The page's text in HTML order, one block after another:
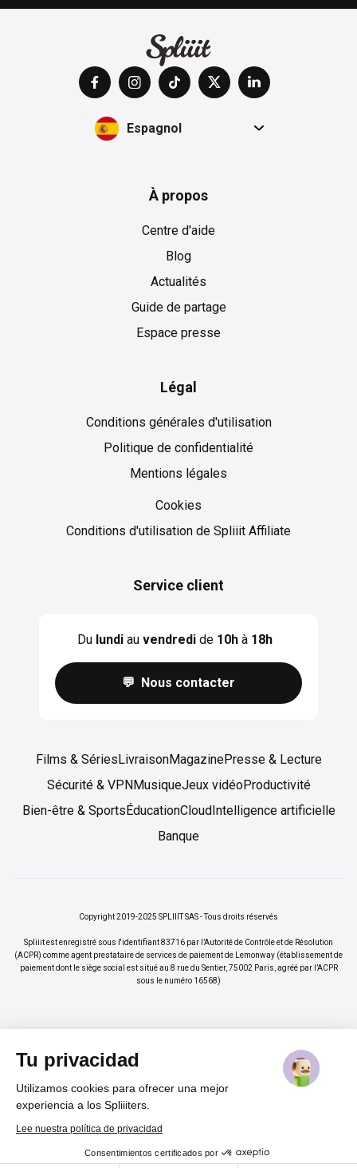
Tu privacidad
Utilizamos cookies para ofrecer una mejor
experiencia a los Spliiiters.
Lee nuestra política de privacidad
Consentimientos certificados por
Espagnol
À propos
Centre d'aide
Blog
Actualités
Guide de partage
Espace presse
Légal
Conditions générales d'utilisation
Politique de confidentialité
Mentions légales
Cookies
Conditions d'utilisation de Spliiit Affiliate
Service client
Du lundiau vendredide 10hà 18h
💬 Nous contacter
Films & SériesLivraisonMagazinePresse & Lecture
Sécurité & VPNMusiqueJeux vidéoProductivité
Bien-être & SportsÉducationCloudIntelligence artificielle
Banque
Copyright 2019-2025 SPLIIIT SAS - Tous droits réservés
Spliiit est enregistré sous l'identifiant 83716 par l’Autorité de Contrôle et de Résolution
(ACPR) comme agent prestataire de services de paiement de Lemonway (établissement de
paiement dont le siège social est situé au 8 rue du Sentier, 75002 Paris, agréé par l’ACPR
sous le numéro 16568)
%
Cadeau pour nos lecteurs
Vos abonnements jusqu'à -70%